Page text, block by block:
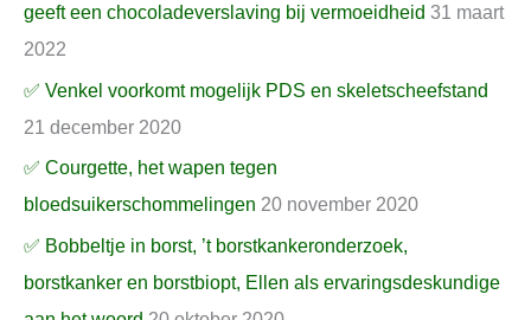
geeft een chocoladeverslaving bij vermoeidheid 31 maart
2022
✅ Venkel voorkomt mogelijk PDS en skeletscheefstand
21 december 2020
✅ Courgette, het wapen tegen
bloedsuikerschommelingen 20 november 2020
✅ Bobbeltje in borst, ’t borstkankeronderzoek,
borstkanker en borstbiopt, Ellen als ervaringsdeskundige